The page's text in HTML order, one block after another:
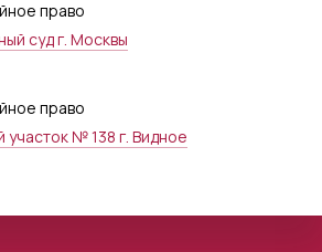
право
суд г. Москвы
право
№ 138 г. Видное